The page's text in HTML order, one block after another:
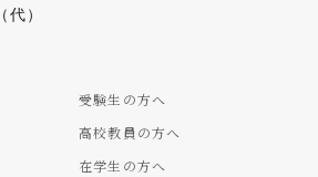
（代）
受験生の方へ
高校教員の方へ
在学生の方へ